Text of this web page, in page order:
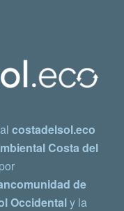
costadelsol.eco
Costa del
de
Occidentaly la